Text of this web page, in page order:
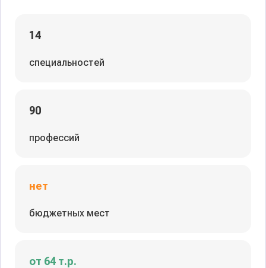
14
специальностей
90
профессий
нет
бюджетных мест
от 64 т.р.